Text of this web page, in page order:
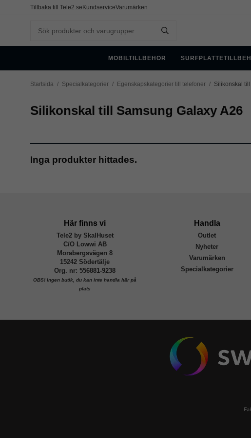
Tillbaka till Tele2.seKundserviceVarumärken
MOBILTILLBEHÖR
Startsida / Specialkategorier / Egenskapskategorier till telefoner / Silikonskal
Silikonskal till Samsung Galaxy A26
Inga produkter hittades.
Här finns vi
Tele2 by SkalHuset
C/O Lowwi AB
Morabergsvägen 8
15242 Södertälje
Org. nr: 556881-9238
OBS! Ingen butik, du kan inte handla här på
plats
Handla
Outlet
Nyheter
Varumärken
Specialkategorier